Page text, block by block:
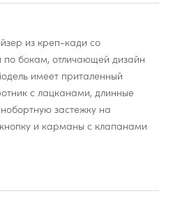
из креп-кади со
по бокам, отличающей дизайн
имеет приталенный
с лацканами, длинные
застежку на
и карманы с клапанами